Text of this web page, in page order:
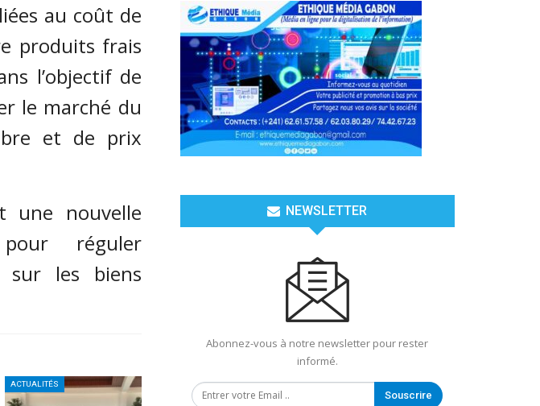
au coût de
produits frais
l’objectif de
le marché du
et de prix
une nouvelle
réguler
sur les biens
ACTUALITÉS
NEWSLETTER
Abonnez-vous à notre newsletter pour rester
informé.
Souscrire